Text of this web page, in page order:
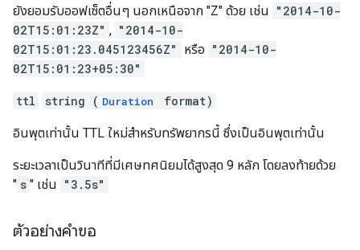
ยังยอมรับออฟเซ็ตอื่นๆ นอกเหนือจาก "Z" ด้วย เช่น "2014-10-
02T15:01:23Z" , "2014-10-
02T15:01:23.045123456Z"
หรือ "2014-10-
02T15:01:23+05:30"
ttl string ( Duration format)
อินพุตเท่านั้น TTL ใหม่สำหรับทรัพยากรนี้ ซึ่งเป็นอินพุตเท่านั้น
ระยะเวลาเป็นวินาทีที่มีเศษทศนิยมได้สูงสุด 9 หลัก โดยลงท้ายด้วย
" s " เช่น "3.5s"
ตัวอย่างคำขอ